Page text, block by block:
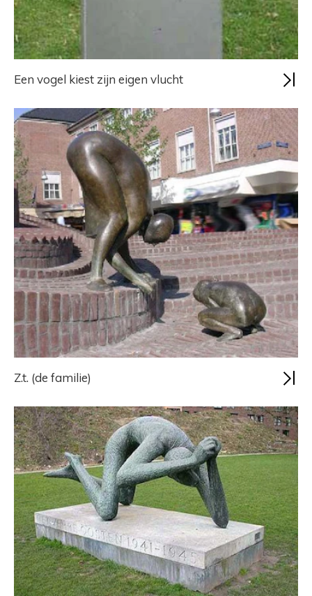
Een vogel kiest zijn eigen vlucht
Z.t. (de familie)